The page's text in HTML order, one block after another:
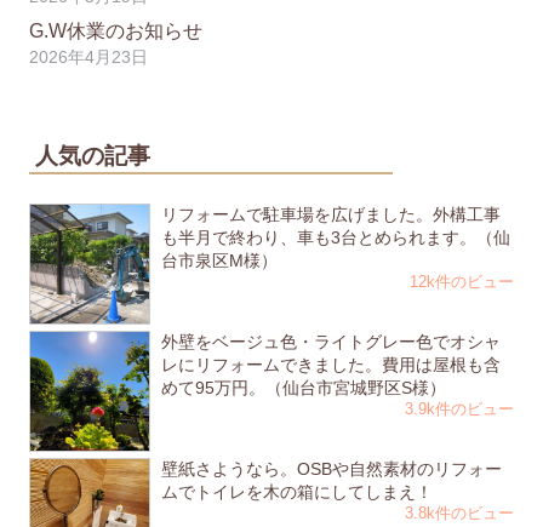
G.W休業のお知らせ
2026年4月23日
人気の記事
リフォームで駐車場を広げました。外構工事
も半月で終わり、車も3台とめられます。（仙
台市泉区M様）
12k件のビュー
外壁をベージュ色・ライトグレー色でオシャ
レにリフォームできました。費用は屋根も含
めて95万円。（仙台市宮城野区S様）
3.9k件のビュー
壁紙さようなら。OSBや自然素材のリフォー
ムでトイレを木の箱にしてしまえ！
3.8k件のビュー